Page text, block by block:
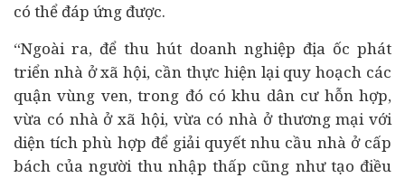
có thể đáp ứng được.
“Ngoài ra, để thu hút doanh nghiệp địa ốc phát
triển nhà ở xã hội, cần thực hiện lại quy hoạch các
quận vùng ven, trong đó có khu dân cư hỗn hợp,
vừa có nhà ở xã hội, vừa có nhà ở thương mại với
diện tích phù hợp để giải quyết nhu cầu nhà ở cấp
bách của người thu nhập thấp cũng như tạo điều